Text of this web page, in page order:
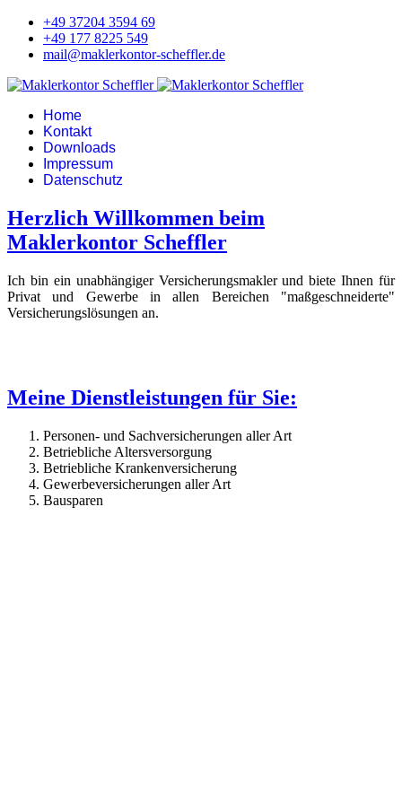
+49 37204 3594 69
+49 177 8225 549
mail@maklerkontor-scheffler.de
Home
Kontakt
Downloads
Impressum
Datenschutz
Herzlich Willkommen beim
Maklerkontor Scheffler
Ich bin ein unabhängiger Versicherungsmakler und biete Ihnen für
Privat und Gewerbe in allen Bereichen "maßgeschneiderte"
Versicherungslösungen an.
Meine Dienstleistungen für Sie:
Personen- und Sachversicherungen aller Art
Betriebliche Altersversorgung
Betriebliche Krankenversicherung
Gewerbeversicherungen aller Art
Bausparen